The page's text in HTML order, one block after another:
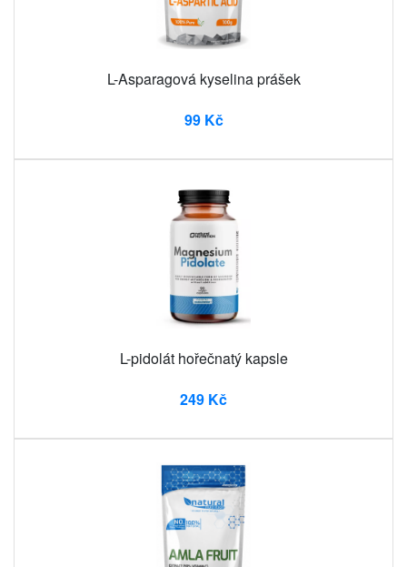
L-Asparagová kyselina prášek
99 Kč
L-pidolát hořečnatý kapsle
249 Kč